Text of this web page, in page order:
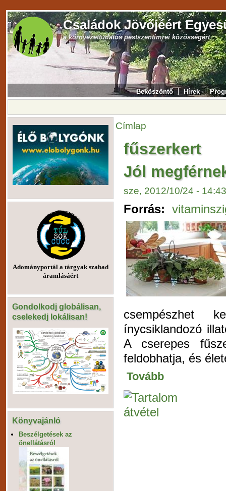
Családok Jövőjéért
a környezettudatos pestszentimrei közösségért
Beköszöntő Hírek
Adományportál a tárgyak szabad
áramlásáért
Gondolkodj globálisan,
cselekedj lokálisan!
Könyvajánló
Beszélgetések az
önellátásról
Címlap
fűszerkert
Jól
sze, 2012/10/24 - 14:43
Forrás:
csempészhet
ínycsiklandozó
A cserepes
feldobhatja, és
Tovább